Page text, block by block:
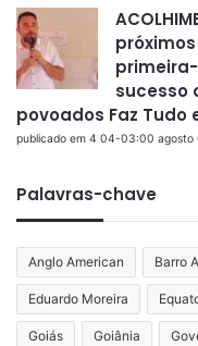
sucesso
povoados Faz Tudo
publicado em 4 04-03:00
Palavras-chave
Anglo American Barro
Eduardo Moreira
Goiás Goiânia